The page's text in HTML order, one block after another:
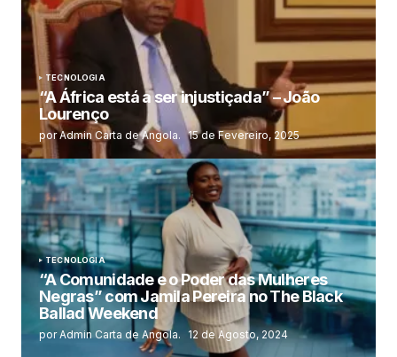
TECNOLOGIA
“A África está a ser injustiçada” – João
Lourenço
por Admin Carta de Angola. 15 de Fevereiro, 2025
TECNOLOGIA
“A Comunidade e o Poder das Mulheres
Negras” com Jamila Pereira no The Black
Ballad Weekend
por Admin Carta de Angola. 12 de Agosto, 2024